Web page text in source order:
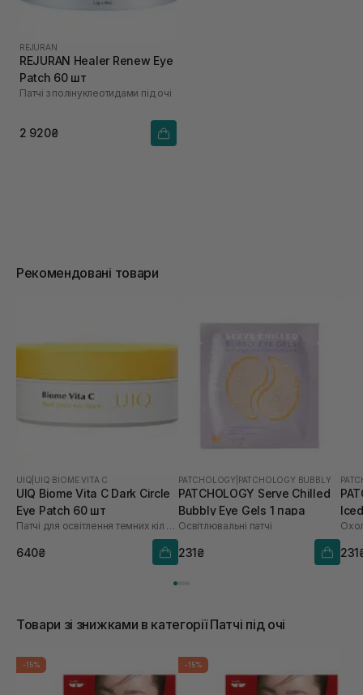
REJURAN
REJURAN Healer Renew Eye
Patch 60 шт
Патчі з полінуклеотидами під очі
2 920₴
Рекомендовані товари
UIQ UIQ BIOME VITA C
UIQ Biome Vita C Dark Circle
Eye Patch 60 шт
Патчі для освітлення темних кіл під очима
640₴
PATCHOLOGY PATCHOLOGY BUBBLY
PATCHOLOGY Serve Chilled
Bubbly Eye Gels 1 пара
Освітлювальні патчі
231₴
Товари зі знижками в категорії Патчі під очі
-15% -15%